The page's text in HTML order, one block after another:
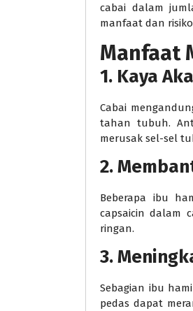
cabai dalam
manfaat dan
Manfaat
1. Kaya
Cabai
tahan tubuh.
merusak sel-sel
2.
Beberapa ibu
capsaicin dalam
ringan.
3.
Sebagian ibu
pedas dapat